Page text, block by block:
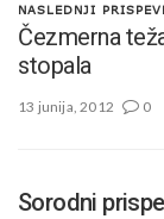
NASLEDNJI
Čezmerna
stopala
13 junija, 2012 0
Sorodni